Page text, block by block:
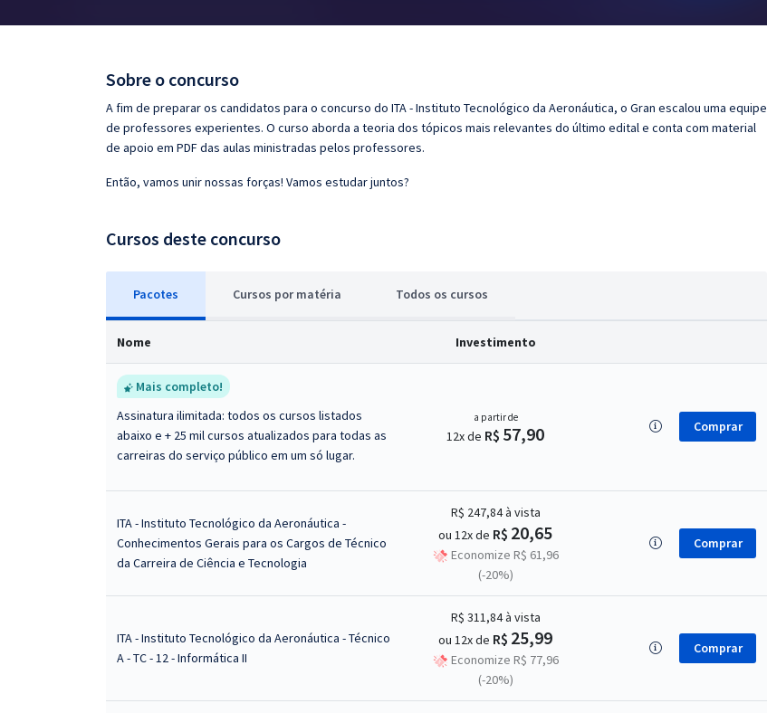
Questões grátis
Sobre o concurso
A fim de preparar os candidatos para o concurso do ITA - Instituto Tecnológico da Aeronáutica, o Gran escalou uma equipe
de professores experientes. O curso aborda a teoria dos tópicos mais relevantes do último edital e conta com material
de apoio em PDF das aulas ministradas pelos professores.
Então, vamos unir nossas forças! Vamos estudar juntos?
Cursos deste concurso
Pacotes Cursos por matéria Todos os cursos
Nome Investimento
Mais completo!
Assinatura ilimitada: todos os cursos listados
abaixo e + 25 mil cursos atualizados para todas as
carreiras do serviço público em um só lugar.
a partir de
12x de R$ 57,90 Comprar
ITA - Instituto Tecnológico da Aeronáutica -
Conhecimentos Gerais para os Cargos de Técnico
da Carreira de Ciência e Tecnologia
R$ 247,84à vista
ou 12x de R$ 20,65
Economize R$ 61,96
(-20%)
Comprar
ITA - Instituto Tecnológico da Aeronáutica - Técnico
A - TC - 12 - Informática II
R$ 311,84à vista
ou 12x de R$ 25,99
Economize R$ 77,96
(-20%)
Comprar